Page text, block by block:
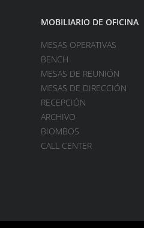
MOBILIARIO DE OFICINA
MESAS OPERATIVAS
BENCH
MESAS DE REUNIÓN
MESAS DE DIRECCIÓN
RECEPCIÓN
ARCHIVO
BIOMBOS
CALL CENTER